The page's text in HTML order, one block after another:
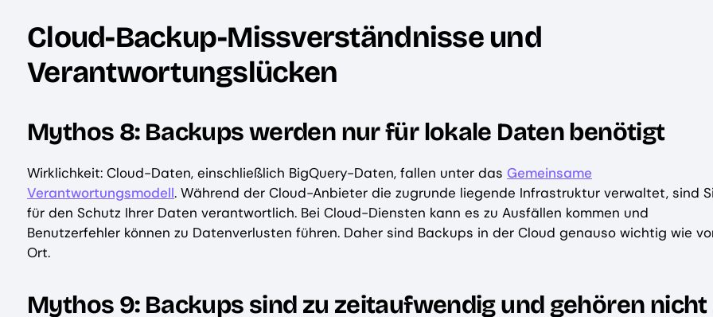
Cloud-Backup-Missverständnisse und
Verantwortungslücken
Mythos 8: Backups werden nur für lokale Daten benötigt
Wirklichkeit: Cloud-Daten, einschließlich BigQuery-Daten, fallen unter das Gemeinsame
Verantwortungsmodell. Während der Cloud-Anbieter die zugrunde liegende Infrastruktur verwaltet, sind
für den Schutz Ihrer Daten verantwortlich. Bei Cloud-Diensten kann es zu Ausfällen kommen und
Benutzerfehler können zu Datenverlusten führen. Daher sind Backups in der Cloud genauso wichtig wie
Ort.
Mythos 9: Backups sind zu zeitaufwendig und gehören nicht